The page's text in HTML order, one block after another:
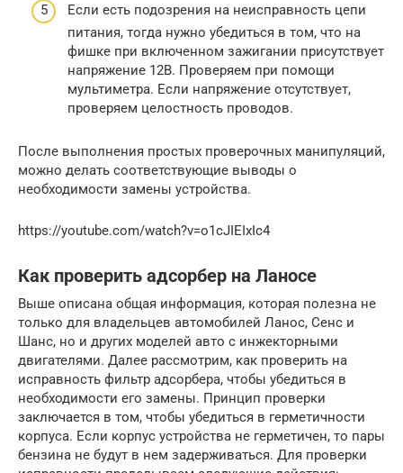
Если есть подозрения на неисправность цепи
питания, тогда нужно убедиться в том, что на
фишке при включенном зажигании присутствует
напряжение 12В. Проверяем при помощи
мультиметра. Если напряжение отсутствует,
проверяем целостность проводов.
После выполнения простых проверочных манипуляций,
можно делать соответствующие выводы о
необходимости замены устройства.
https://youtube.com/watch?v=o1cJIEIxIc4
Как проверить адсорбер на Ланосе
Выше описана общая информация, которая полезна не
только для владельцев автомобилей Ланос, Сенс и
Шанс, но и других моделей авто с инжекторными
двигателями. Далее рассмотрим, как проверить на
исправность фильтр адсорбера, чтобы убедиться в
необходимости его замены. Принцип проверки
заключается в том, чтобы убедиться в герметичности
корпуса. Если корпус устройства не герметичен, то пары
бензина не будут в нем задерживаться. Для проверки